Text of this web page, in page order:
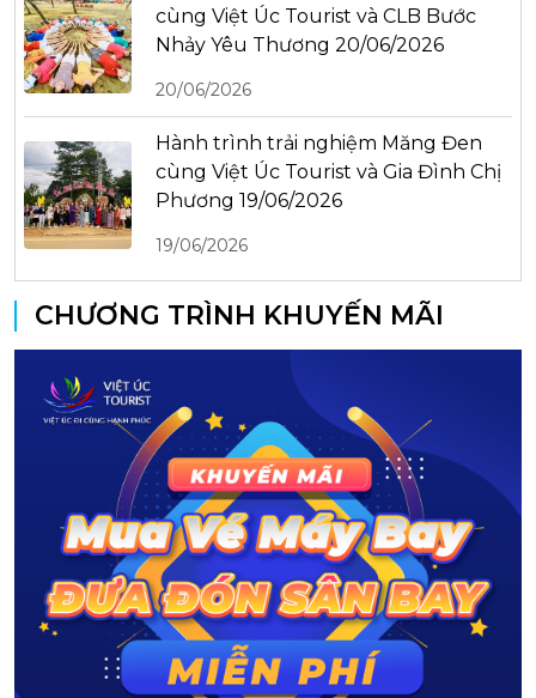
cùng Việt Úc Tourist và CLB Bước
Nhảy Yêu Thương 20/06/2026
20/06/2026
Hành trình trải nghiệm Măng Đen
cùng Việt Úc Tourist và Gia Đình Chị
Phương 19/06/2026
19/06/2026
CHƯƠNG TRÌNH KHUYẾN MÃI